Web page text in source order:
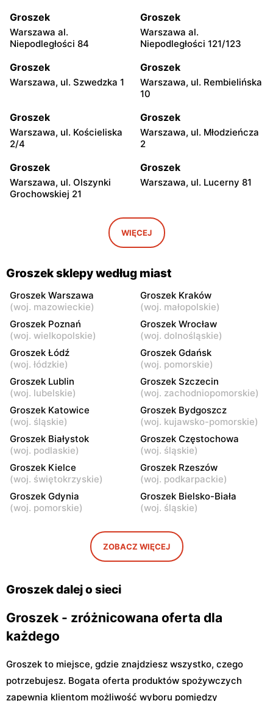
Groszek
Warszawa al.
Niepodległości 84
Groszek
Warszawa al.
Niepodległości 121/123
Groszek
Warszawa, ul. Szwedzka 1
Groszek
Warszawa, ul. Rembielińska
10
Groszek
Warszawa, ul. Kościeliska
2/4
Groszek
Warszawa, ul. Młodzieńcza
2
Groszek
Warszawa, ul. Olszynki
Grochowskiej 21
Groszek
Warszawa, ul. Lucerny 81
Warszawa, ul. Myśliborska
Groszek
Warszawa, ul. Grawerska 5
Groszek
Babice Nowe, ul.
Warszawska 278
Groszek
Wieruchowska 157
Warszawa al. Dzieci
Polskich 9
Warszawa, ul. Zasadowa 52
Groszek
Zamienie, ul. Waniliowa
1/80
Groszek
Pruszków, ul. Zdziarska 26
Groszek
Łomianki Dolne, ul. Wiślana
32E
Groszek
Łomianki, ul. Warszawska
280
Groszek
Warszawa, ul. Jana Pawła II
108
Groszek
Warszawa, ul. plac Wojska
Polskiego 114
Nowa Iwiczna, ul. Ignacego
Warszawa, ul. Rumiankowa
18
Kobyłka, ul. Nadarzyn 8
WIĘCEJ
Groszek sklepy według miast
Groszek Warszawa
(woj. mazowieckie)
Groszek Kraków
(woj. małopolskie)
Groszek Poznań
(woj. wielkopolskie)
Groszek Wrocław
(woj. dolnośląskie)
Groszek Łódź
(woj. łódzkie)
Groszek Gdańsk
(woj. pomorskie)
Groszek Lublin
(woj. lubelskie)
Groszek Szczecin
(woj. zachodniopomorskie)
Groszek Katowice
(woj. śląskie)
Groszek Bydgoszcz
(woj. kujawsko-pomorskie)
Groszek Białystok
(woj. podlaskie)
Groszek Częstochowa
(woj. śląskie)
Groszek Kielce
(woj. świętokrzyskie)
Groszek Rzeszów
(woj. podkarpackie)
Groszek Gdynia
(woj. pomorskie)
Groszek Bielsko-Biała
(woj. śląskie)
ZOBACZ WIĘCEJ
Groszek dalej o sieci
Groszek - zróżnicowana oferta dla
każdego
Groszek to miejsce, gdzie znajdziesz wszystko, czego
potrzebujesz. Bogata oferta produktów spożywczych
zapewnia klientom możliwość wyboru pomiędzy